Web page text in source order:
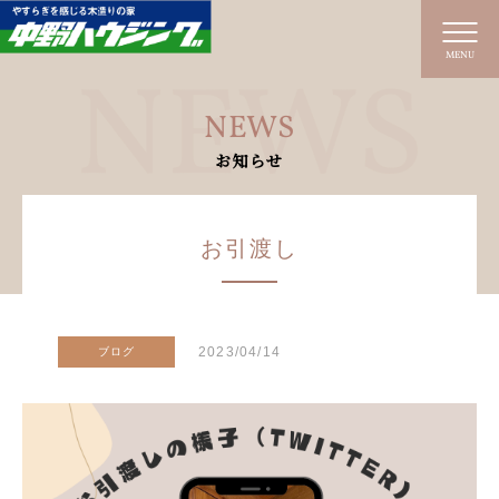
MENU
NEWS
お知らせ
お引渡し
ブログ 2023/04/14